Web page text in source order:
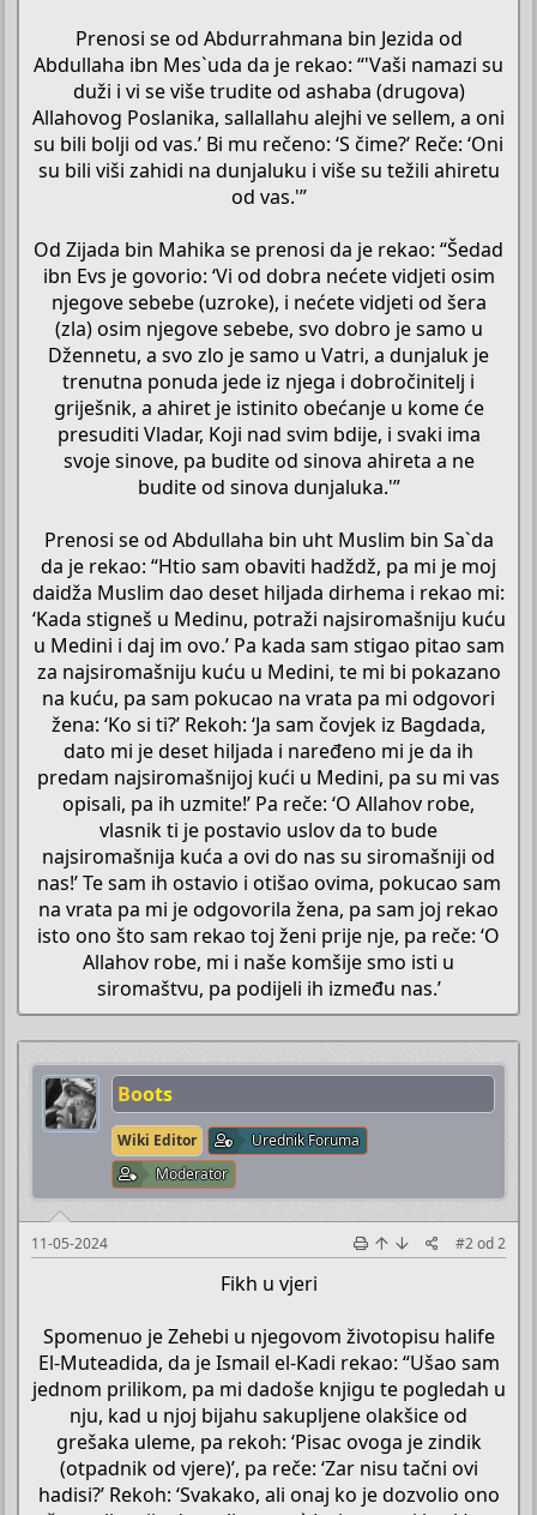
Prenosi se od Abdurrahmana bin Jezida od
Abdullaha ibn Mes`uda da je rekao: “'Vaši namazi su
duži i vi se više trudite od ashaba (drugova)
Allahovog Poslanika, sallallahu alejhi ve sellem, a oni
su bili bolji od vas.’ Bi mu rečeno: ‘S čime?’ Reče: ‘Oni
su bili viši zahidi na dunjaluku i više su težili ahiretu
od vas.'”
Od Zijada bin Mahika se prenosi da je rekao: “Šedad
ibn Evs je govorio: ‘Vi od dobra nećete vidjeti osim
njegove sebebe (uzroke), i nećete vidjeti od šera
(zla) osim njegove sebebe, svo dobro je samo u
Džennetu, a svo zlo je samo u Vatri, a dunjaluk je
trenutna ponuda jede iz njega i dobročinitelj i
griješnik, a ahiret je istinito obećanje u kome će
presuditi Vladar, Koji nad svim bdije, i svaki ima
svoje sinove, pa budite od sinova ahireta a ne
budite od sinova dunjaluka.'”
Prenosi se od Abdullaha bin uht Muslim bin Sa`da
da je rekao: “Htio sam obaviti hadždž, pa mi je moj
daidža Muslim dao deset hiljada dirhema i rekao mi:
‘Kada stigneš u Medinu, potraži najsiromašniju kuću
u Medini i daj im ovo.’ Pa kada sam stigao pitao sam
za najsiromašniju kuću u Medini, te mi bi pokazano
na kuću, pa sam pokucao na vrata pa mi odgovori
žena: ‘Ko si ti?’ Rekoh: ‘Ja sam čovjek iz Bagdada,
dato mi je deset hiljada i naređeno mi je da ih
predam najsiromašnijoj kući u Medini, pa su mi vas
opisali, pa ih uzmite!’ Pa reče: ‘O Allahov robe,
vlasnik ti je postavio uslov da to bude
najsiromašnija kuća a ovi do nas su siromašniji od
nas!’ Te sam ih ostavio i otišao ovima, pokucao sam
na vrata pa mi je odgovorila žena, pa sam joj rekao
isto ono što sam rekao toj ženi prije nje, pa reče: ‘O
Allahov robe, mi i naše komšije smo isti u
siromaštvu, pa podijeli ih između nas.’​
Boots
Wiki Editor
Urednik Foruma
Moderator
11-05-2024 #2od2
Fikh u vjeri
Spomenuo je Zehebi u njegovom životopisu halife
El-Muteadida, da je Ismail el-Kadi rekao: “Ušao sam
jednom prilikom, pa mi dadoše knjigu te pogledah u
nju, kad u njoj bijahu sakupljene olakšice od
grešaka uleme, pa rekoh: ‘Pisac ovoga je zindik
(otpadnik od vjere)’, pa reče: ‘Zar nisu tačni ovi
hadisi?’ Rekoh: ‘Svakako, ali onaj ko je dozvolio ono